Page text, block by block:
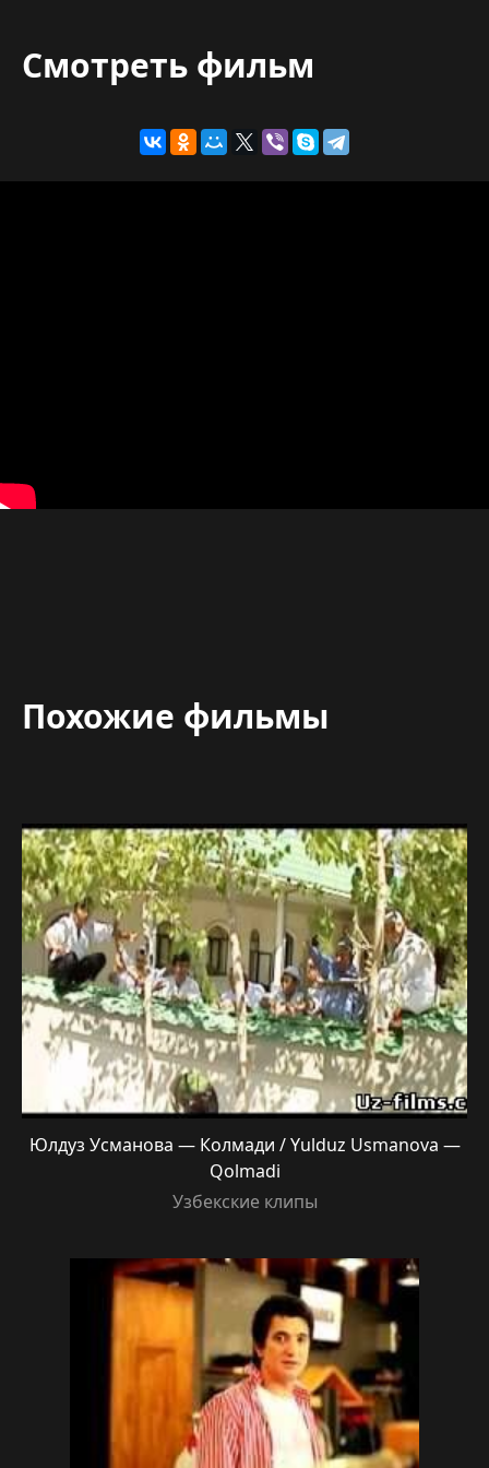
Смотреть фильм
Похожие фильмы
Юлдуз Усманова — Колмади / Yulduz Usmanova —
Qolmadi
Узбекские клипы